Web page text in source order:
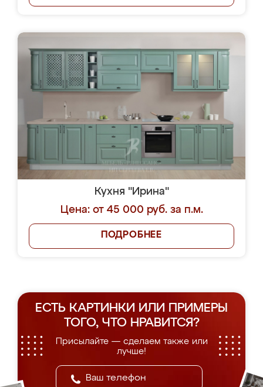
Кухня "Ирина"
Цена: от 45 000 руб. за п.м.
ПОДРОБНЕЕ
ЕСТЬ КАРТИНКИ ИЛИ ПРИМЕРЫ
ТОГО, ЧТО НРАВИТСЯ?
Присылайте — сделаем также или
лучше!